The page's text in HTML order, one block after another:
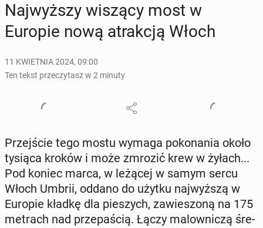
Naj­wyż­szy wiszący most w
Europie nową atrak­cją Włoch
11 KWIETNIA 2024, 09:00
Ten tekst przeczytasz w 2 minuty
Przej­ście tego mostu wymaga po­ko­na­nia około
tysiąca kroków i może zmrozić krew w żyłach...
Pod koniec marca, w leżącej w samym sercu
Włoch Umbrii, oddano do użytku naj­wyż­szą w
Europie kładkę dla pie­szych, za­wie­szo­ną na 175
metrach nad prze­pa­ścią. Łączy ma­low­ni­czą śre­